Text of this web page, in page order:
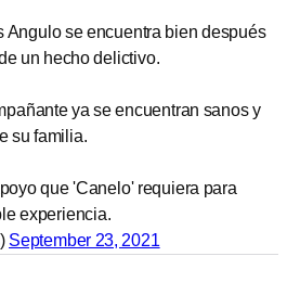
Angulo se encuentra bien después
un hecho delictivo.
ya se encuentran sanos y
su familia.
que 'Canelo' requiera para
experiencia.
September 23, 2021